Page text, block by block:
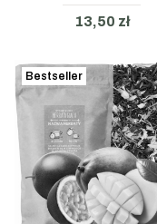
13,50 zł
Bestseller